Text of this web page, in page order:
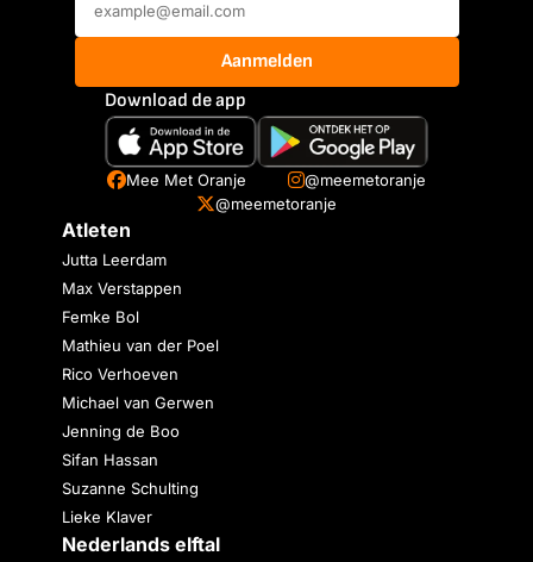
Aanmelden
Download de app
Mee Met Oranje
@meemetoranje
@meemetoranje
Atleten
Jutta Leerdam
Max Verstappen
Femke Bol
Mathieu van der Poel
Rico Verhoeven
Michael van Gerwen
Jenning de Boo
Sifan Hassan
Suzanne Schulting
Lieke Klaver
Nederlands elftal